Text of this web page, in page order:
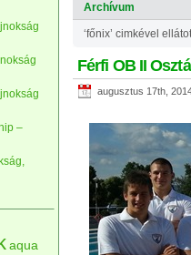
Archívum
‘főnix’ cimkével
Férfi OB II
augusztus 17th,
–
aqua